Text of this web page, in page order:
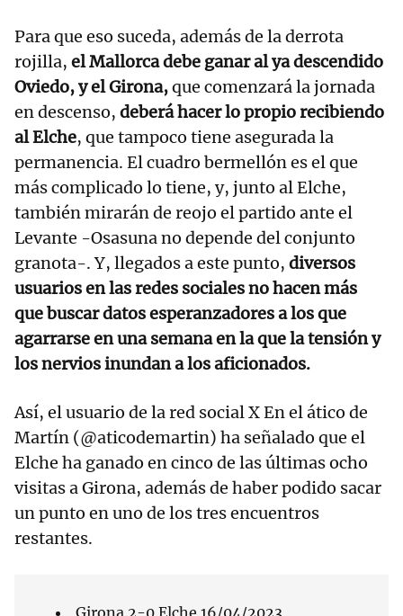
Para que eso suceda, además de la derrota
rojilla, el Mallorca debe ganar al ya descendido
Oviedo, y el Girona,que comenzará la jornada
en descenso, deberá hacer lo propio recibiendo
al Elche, que tampoco tiene asegurada la
permanencia. El cuadro bermellón es el que
más complicado lo tiene, y, junto al Elche,
también mirarán de reojo el partido ante el
Levante -Osasuna no depende del conjunto
granota-. Y, llegados a este punto, diversos
usuarios en las redes sociales no hacen más
que buscar datos esperanzadores a los que
agarrarse en una semana en la que la tensión y
los nervios inundan a los aficionados.
Así, el usuario de la red social X En el ático de
Martín (@aticodemartin) ha señalado que el
Elche ha ganado en cinco de las últimas ocho
visitas a Girona, además de haber podido sacar
un punto en uno de los tres encuentros
restantes.